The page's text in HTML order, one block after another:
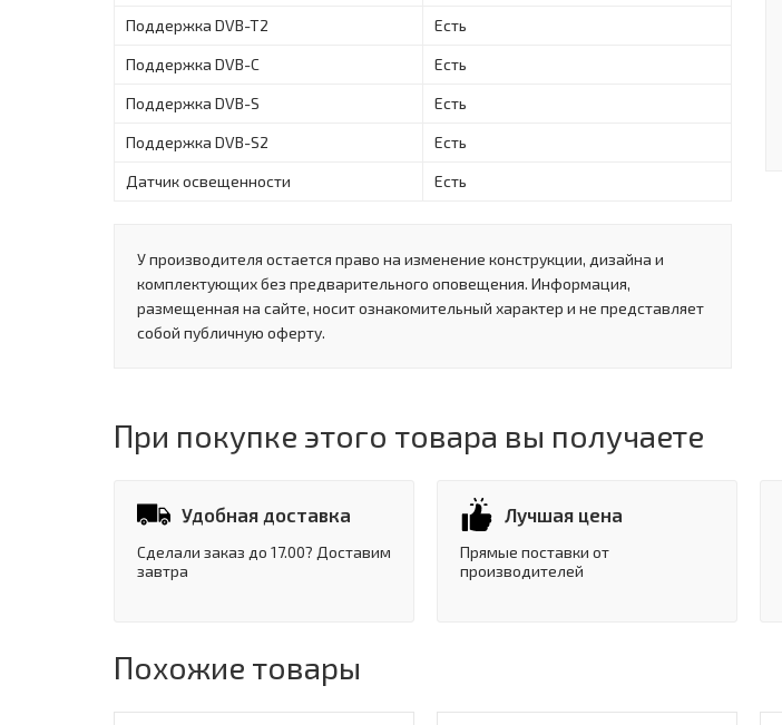
Поддержка DVB-T2 Есть
Поддержка DVB-C Есть
Поддержка DVB-S Есть
Поддержка DVB-S2 Есть
Датчик освещенности Есть
У производителя остается право на изменение конструкции, дизайна и
комплектующих без предварительного оповещения. Информация,
размещенная на сайте, носит ознакомительный характер и не представляет
собой публичную оферту.
При покупке этого товара вы получаете
Удобная доставка
Сделали заказ до 17.00? Доставим
завтра
Лучшая цена
Прямые поставки от
производителей
Похожие товары